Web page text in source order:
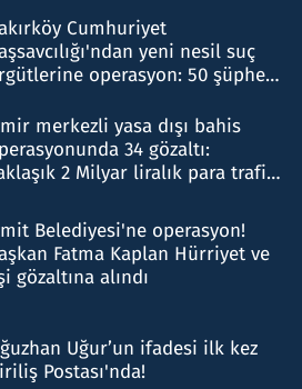
Cumhuriyet
yeni nesil suç
operasyon: 50 şüpheli
merkezli yasa dışı bahis
34 gözaltı:
2 Milyar liralık para trafiği
Belediyesi'ne operasyon!
Fatma Kaplan Hürriyet ve
gözaltına alındı
Uğur’un ifadesi ilk kez
Postası'nda!